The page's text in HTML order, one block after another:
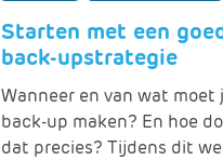
Starten met een
back-upstrategie
Wanneer en van wat moet
back-up maken? En hoe
dat precies? Tijdens dit